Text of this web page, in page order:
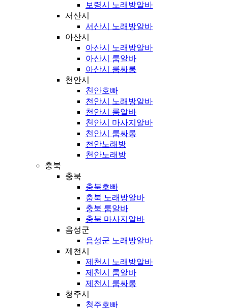
보령시 노래방알바
서산시
서산시 노래방알바
아산시
아산시 노래방알바
아산시 룸알바
아산시 룸싸롱
천안시
천안호빠
천안시 노래방알바
천안시 룸알바
천안시 마사지알바
천안시 룸싸롱
천안노래방
천안노래방
충북
충북
충북호빠
충북 노래방알바
충북 룸알바
충북 마사지알바
음성군
음성군 노래방알바
제천시
제천시 노래방알바
제천시 룸알바
제천시 룸싸롱
청주시
청주호빠